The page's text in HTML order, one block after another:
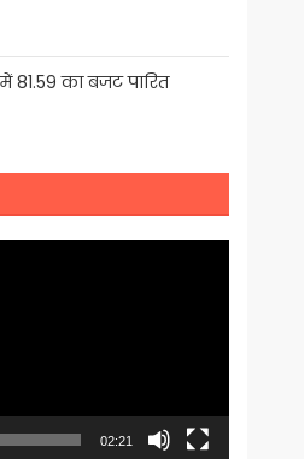
81.59 का बजट पारित
02:21